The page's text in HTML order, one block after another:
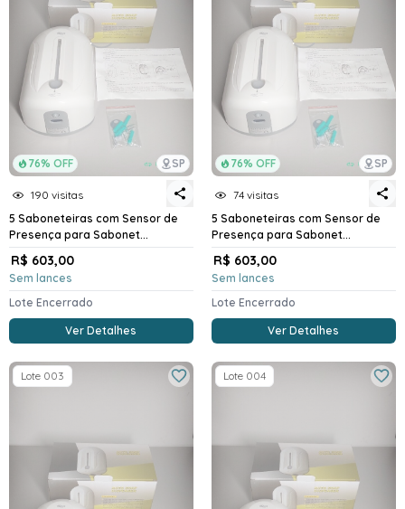
76% OFF SP
190 visitas
5 Saboneteiras com Sensor de
Presença para Sabonet...
R$ 603,00
Sem lances
Lote Encerrado
Ver Detalhes
76% OFF SP
74 visitas
5 Saboneteiras com Sensor de
Presença para Sabonet...
R$ 603,00
Sem lances
Lote Encerrado
Ver Detalhes
Lote 003 Lote 004